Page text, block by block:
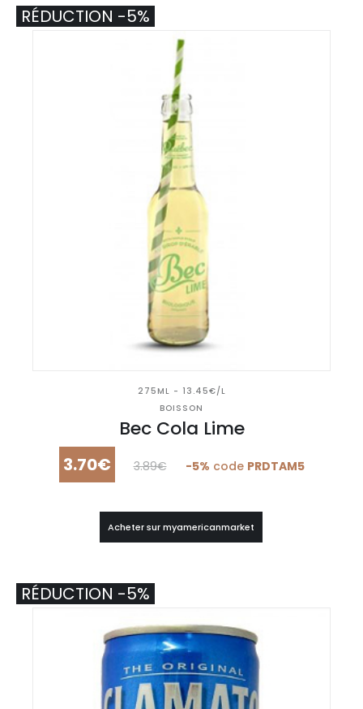
275ML - 13.45€/L
BOISSON
Bec Cola Lime
3.70€ 3.89€ -5% code PRDTAM5
RÉDUCTION -5%
Acheter sur myamericanmarket
RÉDUCTION -5%